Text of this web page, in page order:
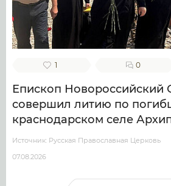
1 0
Епископ Новороссийский
совершил литию по
краснодарском селе
Источник: Русская Православная Церковь
07.08.2026